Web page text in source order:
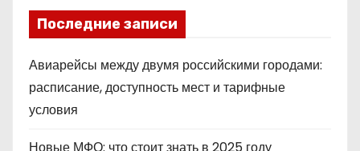
Последние записи
Авиарейсы между двумя российскими городами:
расписание, доступность мест и тарифные
условия
Новые МФО: что стоит знать в 2025 году